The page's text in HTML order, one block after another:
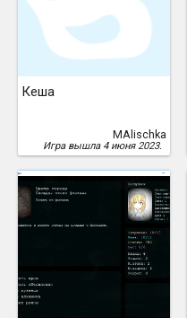
Кеша
MAlischka
Игра вышла 4 июня 2023.